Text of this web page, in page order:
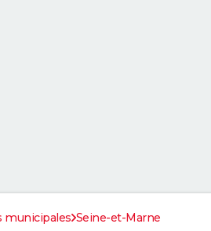
municipales Seine-et-Marne